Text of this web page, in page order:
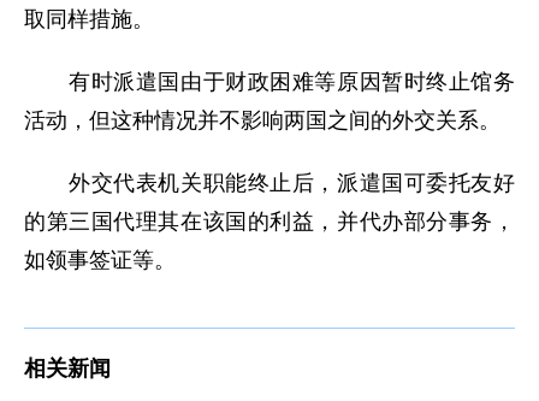
取同样措施。
有时派遣国由于财政困难等原因暂时终止馆务
活动，但这种情况并不影响两国之间的外交关系。
外交代表机关职能终止后，派遣国可委托友好
的第三国代理其在该国的利益，并代办部分事务，
如领事签证等。
相关新闻